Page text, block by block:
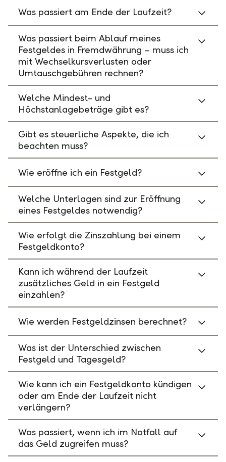
Was passiert am Ende der Laufzeit?
Was passiert beim Ablauf meines
Festgeldes in Fremdwährung – muss ich
mit Wechselkursverlusten oder
Umtauschgebühren rechnen?
Welche Mindest- und
Höchstanlagebeträge gibt es?
Gibt es steuerliche Aspekte, die ich
beachten muss?
Wie eröffne ich ein Festgeld?
Welche Unterlagen sind zur Eröffnung
eines Festgeldes notwendig?
Wie erfolgt die Zinszahlung bei einem
Festgeldkonto?
Kann ich während der Laufzeit
zusätzliches Geld in ein Festgeld
einzahlen?
Wie werden Festgeldzinsen berechnet?
Was ist der Unterschied zwischen
Festgeld und Tagesgeld?
Wie kann ich ein Festgeldkonto kündigen
oder am Ende der Laufzeit nicht
verlängern?
Was passiert, wenn ich im Notfall auf
das Geld zugreifen muss?